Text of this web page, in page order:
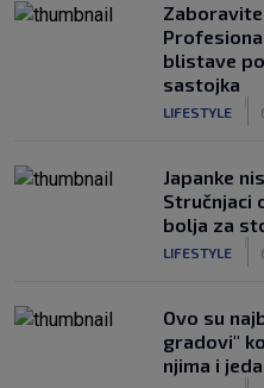
blistave
sastojka
LIFESTYLE
Japanke
Stručnjaci
bolja za
LIFESTYLE
Ovo su
gradovi"
njima i